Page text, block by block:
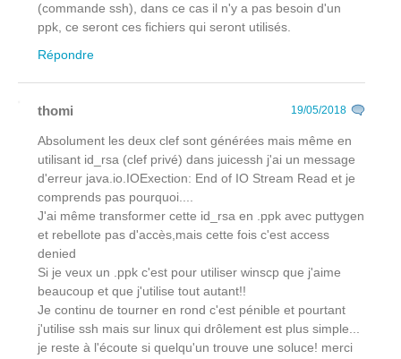
(commande ssh), dans ce cas il n'y a pas besoin d'un
ppk, ce seront ces fichiers qui seront utilisés.
Répondre
thomi 19/05/2018
Absolument les deux clef sont générées mais même en
utilisant id_rsa (clef privé) dans juicessh j'ai un message
d'erreur java.io.IOExection: End of IO Stream Read et je
comprends pas pourquoi....
J'ai même transformer cette id_rsa en .ppk avec puttygen
et rebellote pas d'accès,mais cette fois c'est access
denied
Si je veux un .ppk c'est pour utiliser winscp que j'aime
beaucoup et que j'utilise tout autant!!
Je continu de tourner en rond c'est pénible et pourtant
j'utilise ssh mais sur linux qui drôlement est plus simple...
je reste à l'écoute si quelqu'un trouve une soluce! merci